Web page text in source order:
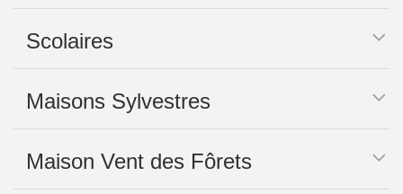
Scolaires
Maisons Sylvestres
Maison Vent des Fôrets